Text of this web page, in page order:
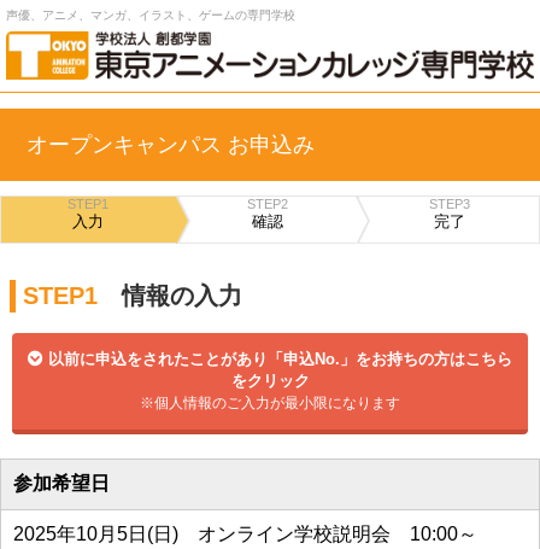
声優、アニメ、マンガ、イラスト、ゲームの専門学校
オープンキャンパス お申込み
STEP1
入力
STEP2
確認
STEP3
完了
STEP1 情報の入力
以前に申込をされたことがあり「申込No.」をお持ちの方はこちら
をクリック
※個人情報のご入力が最小限になります
参加希望日
2025年10月5日(日) オンライン学校説明会 10:00～